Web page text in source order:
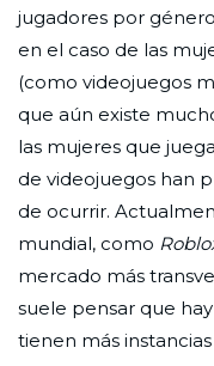
jugadores por
en el caso de las
(como videojuegos
que aún existe
las mujeres que
de videojuegos han
de ocurrir.
mundial, como
mercado más
suele pensar que
tienen más